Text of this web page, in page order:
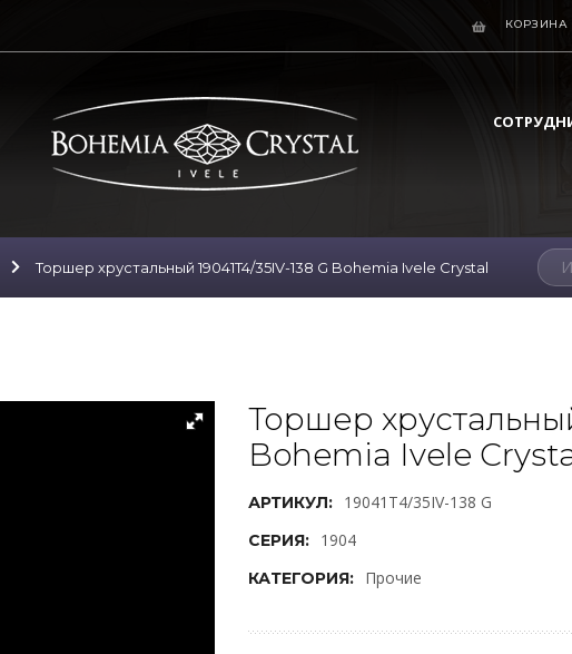
КОРЗИНА
Торшер хрустальный 19041T4/35IV-138 G Bohemia Ivele Crystal
Торшер
Bohemia Ivele
АРТИКУЛ: 19041T4/35IV-138 G
СЕРИЯ: 1904
КАТЕГОРИЯ: Прочие